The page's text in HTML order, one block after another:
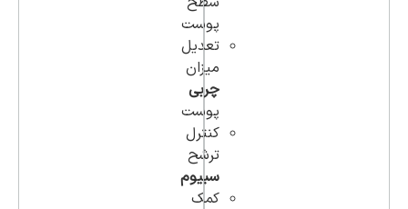
پوست
تعدیل
میزان
چربی
پوست
کنترل
ترشح
سبیوم
کمک